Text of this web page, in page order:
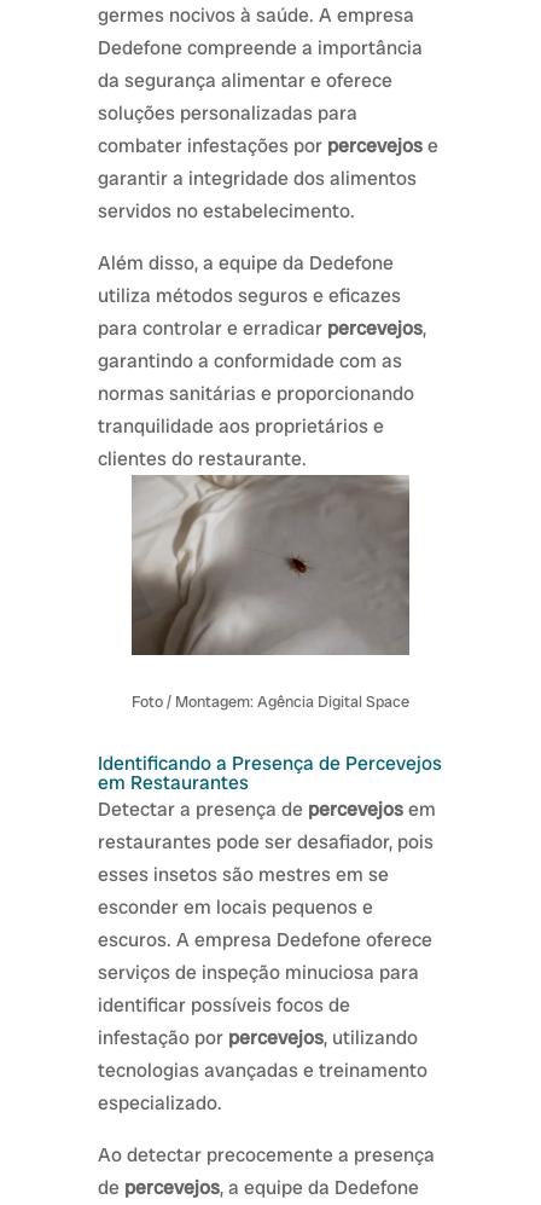
germes nocivos à saúde. A empresa
Dedefone compreende a importância
da segurança alimentar e oferece
soluções personalizadas para
combater infestações por percevejose
garantir a integridade dos alimentos
servidos no estabelecimento.
Além disso, a equipe da Dedefone
utiliza métodos seguros e eficazes
para controlar e erradicar percevejos,
garantindo a conformidade com as
normas sanitárias e proporcionando
tranquilidade aos proprietários e
clientes do restaurante.
Foto / Montagem: Agência Digital Space
Identificando a Presença de Percevejos
em Restaurantes
Detectar a presença de percevejosem
restaurantes pode ser desafiador, pois
esses insetos são mestres em se
esconder em locais pequenos e
escuros. A empresa Dedefone oferece
serviços de inspeção minuciosa para
identificar possíveis focos de
infestação por percevejos, utilizando
tecnologias avançadas e treinamento
especializado.
Ao detectar precocemente a presença
de percevejos, a equipe da Dedefone